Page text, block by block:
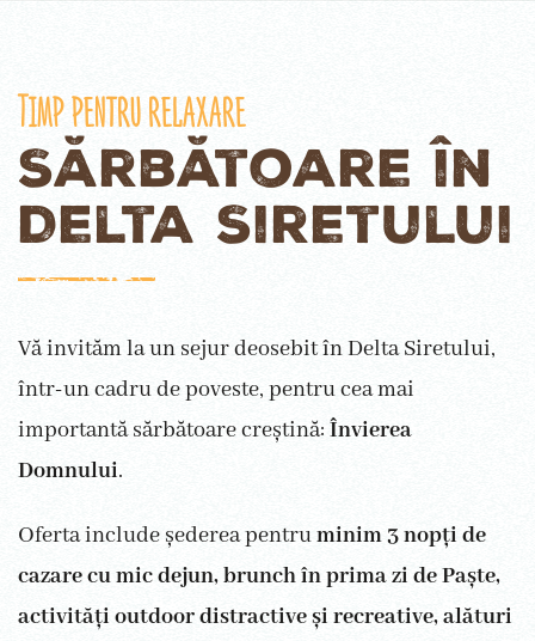
Timp pentru relaxare
Sărbătoare în
Delta Siretului
Vă invităm la un sejur deosebit în Delta Siretului,
într-un cadru de poveste, pentru cea mai
importantă sărbătoare creștină: Învierea
Domnului.
Oferta include șederea pentruminim 3 nopți de
cazare cu mic dejun, brunch în prima zi de Paște,
activități outdoor distractive și recreative, alături